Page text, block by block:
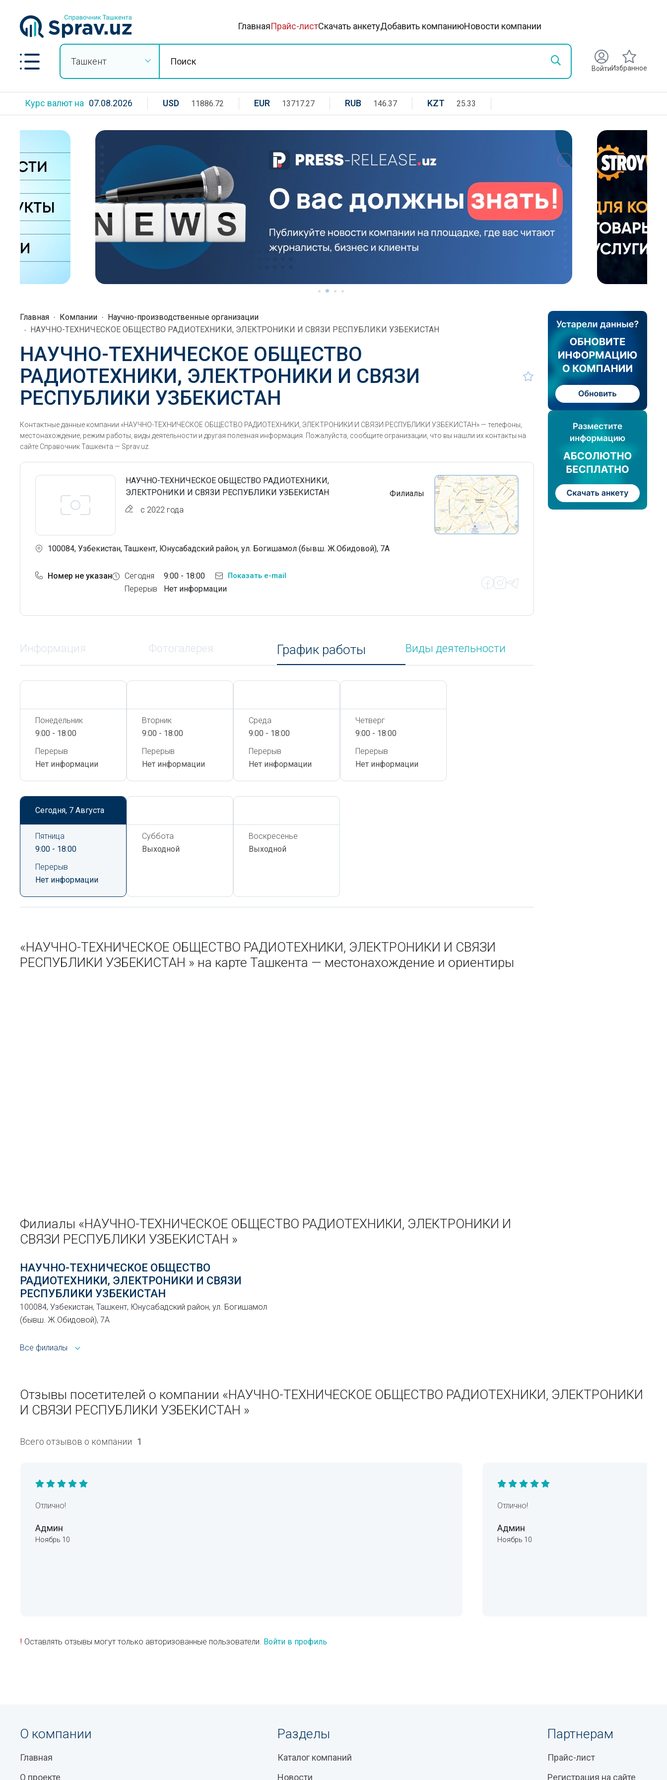
ГлавнаяПрайс-листСкачать анкетуДобавить компаниюНовости компании
Ташкент
ВойтиИзбранное
Курс валют на 07.08.2026 USD 11886.72 EUR 13717.27 RUB 146.37 KZT 25.33
Главная Компании
Научно-производственные организации
НАУЧНО-ТЕХНИЧЕСКОЕ ОБЩЕСТВО РАДИОТЕХНИКИ, ЭЛЕКТРОНИКИ И СВЯЗИ РЕСПУБЛИКИ УЗБЕКИСТАН
НАУЧНО-ТЕХНИЧЕСКОЕ ОБЩЕСТВО
РАДИОТЕХНИКИ, ЭЛЕКТРОНИКИ И СВЯЗИ
РЕСПУБЛИКИ УЗБЕКИСТАН
Контактные данные компании «НАУЧНО-ТЕХНИЧЕСКОЕ ОБЩЕСТВО РАДИОТЕХНИКИ, ЭЛЕКТРОНИКИ И СВЯЗИ РЕСПУБЛИКИ УЗБЕКИСТАН» — телефоны,
местонахождение, режим работы, виды деятельности и другая полезная информация. Пожалуйста, сообщите огранизации, что вы нашли их контакты на
сайте Справочник Ташкента — Sprav.uz.
НАУЧНО-ТЕХНИЧЕСКОЕ ОБЩЕСТВО РАДИОТЕХНИКИ,
ЭЛЕКТРОНИКИ И СВЯЗИ РЕСПУБЛИКИ УЗБЕКИСТАН
с 2022 года
Филиалы
100084, Узбекистан, Ташкент, Юнусабадский район, ул. Богишамол (бывш. Ж.Обидовой), 7А
Номер не указан
Сегодня
Перерыв
9:00 - 18:00
Нет информации
Показать e-mail
Информация Фотогалерея График работы Виды деятельности
Понедельник
9:00 - 18:00
Перерыв
Нет информации
Вторник
9:00 - 18:00
Перерыв
Нет информации
Среда
9:00 - 18:00
Перерыв
Нет информации
Четверг
9:00 - 18:00
Перерыв
Нет информации
Сегодня, 7 Августа
Пятница
9:00 - 18:00
Перерыв
Нет информации
Суббота
Выходной
Воскресенье
Выходной
«НАУЧНО-ТЕХНИЧЕСКОЕ ОБЩЕСТВО РАДИОТЕХНИКИ, ЭЛЕКТРОНИКИ И СВЯЗИ
РЕСПУБЛИКИ УЗБЕКИСТАН » на карте Ташкента — местонахождение и ориентиры
Филиалы «НАУЧНО-ТЕХНИЧЕСКОЕ ОБЩЕСТВО РАДИОТЕХНИКИ, ЭЛЕКТРОНИКИ И
СВЯЗИ РЕСПУБЛИКИ УЗБЕКИСТАН »
НАУЧНО-ТЕХНИЧЕСКОЕ ОБЩЕСТВО
РАДИОТЕХНИКИ, ЭЛЕКТРОНИКИ И СВЯЗИ
РЕСПУБЛИКИ УЗБЕКИСТАН
100084, Узбекистан, Ташкент, Юнусабадский район, ул. Богишамол
(бывш. Ж.Обидовой), 7А
Все филиалы
Отзывы посетителей о компании «НАУЧНО-ТЕХНИЧЕСКОЕ ОБЩЕСТВО РАДИОТЕХНИКИ, ЭЛЕКТРОНИКИ
И СВЯЗИ РЕСПУБЛИКИ УЗБЕКИСТАН »
Всего отзывов о компании 1
Отлично!
Админ
Ноябрь 10
Отлично!
Админ
Ноябрь 10
! Оставлять отзывы могут только авторизованные пользователи. Войти в профиль
О компании
Главная
О проекте
Разделы
Каталог компаний
Новости
Партнерам
Прайс-лист
Регистрация на сайте